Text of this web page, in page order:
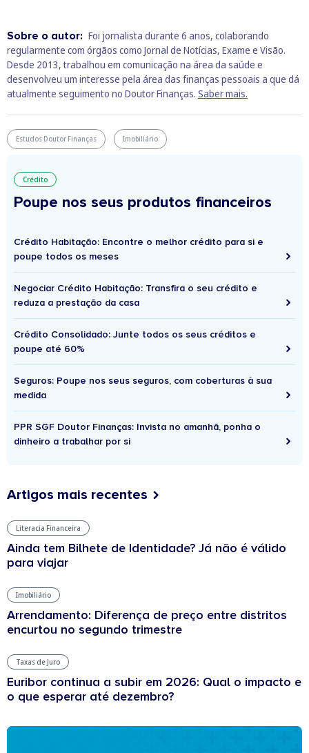
informação imobiliária existente no mercado, contribuindo
para maior transparência.
Sobre o autor: Foi jornalista durante 6 anos, colaborando
regularmente com órgãos como Jornal de Notícias, Exame e Visão.
Desde 2013, trabalhou em comunicação na área da saúde e
desenvolveu um interesse pela área das finanças pessoais a que dá
atualmente seguimento no Doutor Finanças. Saber mais.
Estudos Doutor Finanças Imobiliário
Crédito
Poupe nos seus produtos financeiros
Crédito Habitação: Encontre o melhor crédito para si e
poupe todos os meses
Negociar Crédito Habitação: Transfira o seu crédito e
reduza a prestação da casa
Crédito Consolidado: Junte todos os seus créditos e
poupe até 60%
Seguros: Poupe nos seus seguros, com coberturas à sua
medida
PPR SGF Doutor Finanças: Invista no amanhã, ponha o
dinheiro a trabalhar por si
Artigos mais recentes
Literacia Financeira
Ainda tem Bilhete de Identidade? Já não é válido
para viajar
Imobiliário
Arrendamento: Diferença de preço entre distritos
encurtou no segundo trimestre
Taxas de Juro
Euribor continua a subir em 2026: Qual o impacto e
o que esperar até dezembro?